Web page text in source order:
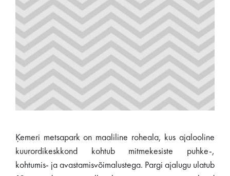
Ķemeri metsapark on maaliline roheala, kus ajalooline
kuurordikeskkond kohtub mitmekesiste puhke-,
kohtumis- ja avastamisvõimalustega. Pargi ajalugu ulatub